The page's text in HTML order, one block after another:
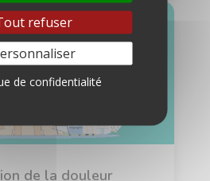
refuser
de confidentialité
de la douleur